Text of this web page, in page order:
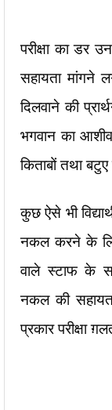
परीक्षा का डर
सहायता मांगने
दिलवाने की
भगवान का
किताबों तथा
कुछ ऐसे भी
नकल करने के
वाले स्टाफ के
नकल की
प्रकार परीक्षा